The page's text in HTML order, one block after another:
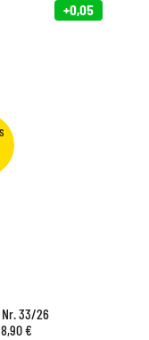
+0,05
Nr. 33/26
8,90 €